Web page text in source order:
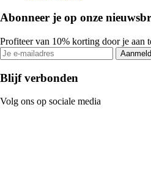
Abonneer je op onze
Profiteer van 10% korting door je aan
Blijf verbonden
Volg ons op sociale media